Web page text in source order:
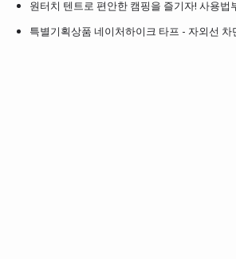
원터치 텐트로 편안한 캠핑을 즐기자! 사용법
특별기획상품 네이처하이크 타프 - 자외선 차